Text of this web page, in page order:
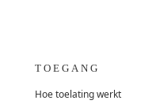
TOEGANG
Hoe toelating werkt